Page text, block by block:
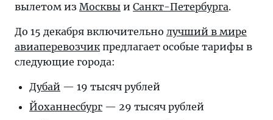
вылетом из Москвы и Санкт-Петербурга.
До 15 декабря включительно лучший в мире
авиаперевозчикпредлагает особые тарифы в
следующие города:
Дубай — 19 тысяч рублей
Йоханнесбург — 29 тысяч рублей